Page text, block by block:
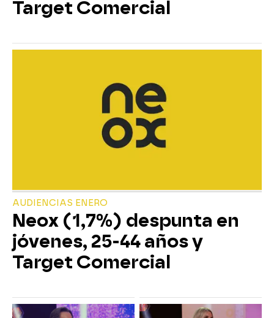
Target Comercial
AUDIENCIAS ENERO
Neox (1,7%) despunta en
jóvenes, 25-44 años y
Target Comercial